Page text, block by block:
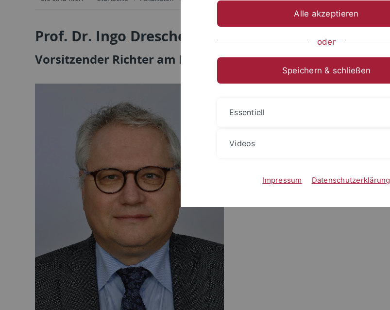
Prof. Dr. Ingo Drescher
Vorsitzender Richter am Bundesgerichtshof
Alle akzeptieren
oder
Speichern & schließen
Essentiell
Videos
Impressum Datenschutzerklärung